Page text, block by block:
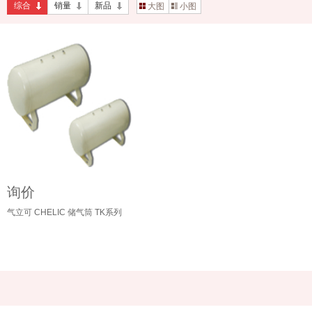
综合 销量 新品 大图 小图
询价
气立可 CHELIC 储气筒 TK系列